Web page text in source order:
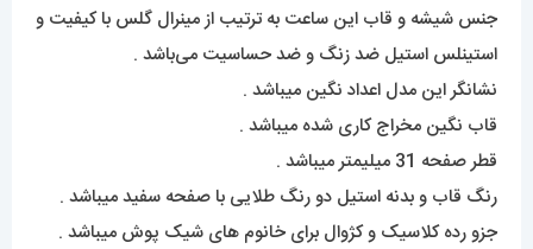
جنس شیشه و قاب این ساعت به ترتیب از مینرال گلس با کیفیت و
استینلس استیل ضد زنگ و ضد حساسیت می‌باشد .
نشانگر این مدل اعداد نگین میباشد .
قاب نگین مخراج کاری شده میباشد .
قطر صفحه 31 میلیمتر میباشد .
رنگ قاب و بدنه استیل دو رنگ طلایی با صفحه سفید میباشد .
جزو رده کلاسیک و کژوال برای خانوم های شیک پوش میباشد .